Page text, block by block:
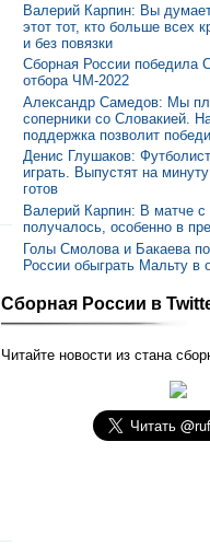
Валерий Карпин: Вы
этот тот, кто больше всех
и без повязки
Сборная России победила
отбора ЧМ-2022
Александр Самедов: Мы
соперники со Словакией.
поддержка позволит
Денис Глушаков:
играть. Выпустят на
готов
Валерий Карпин: В матче
получалось, особенно в
Голы Смолова и Бакаева
России обыграть Мальту в
Сборная России в
Читайте новости из стана